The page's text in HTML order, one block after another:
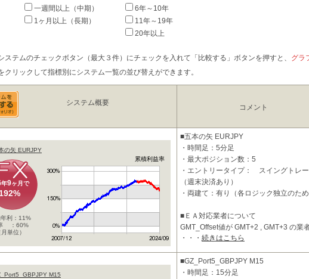
一週間以上（中期）
1ヶ月以上（長期）
6年～10年
11年～19年
20年以上
テムのチェックボタン（最大３件）にチェックを入れて「比較する」ボタンを押すと、 グラ
クリックして指標別にシステム一覧の並び替えができます。
システム概要
コメント
の矢 EURJPY
累積利益率
年9ヶ月で
192%
利：11%
：60%
月単位）
■五本の矢 EURJPY
・時間足：5分足
・最大ポジション数：5
・エントリータイプ： スイングトレ
（週末決済あり）
・両建て：有り（各ロジック独立のため
■ＥＡ対応業者について
GMT_Offset値が GMT+2 , GMT+3 の業
ります。
■投資コンセプトおよび特徴
・
・・・ 続きはこちら
M15
■GZ_Port5_GBPJPY M15
・時間足：15分足